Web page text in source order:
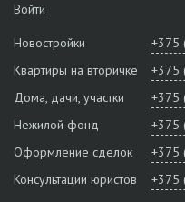
Войти
Новостройки
+375
Квартиры на вторичке
+375
Дома, дачи, участки
+375
Нежилой фонд
+375
Оформление сделок
+375
Консультации юристов
+375